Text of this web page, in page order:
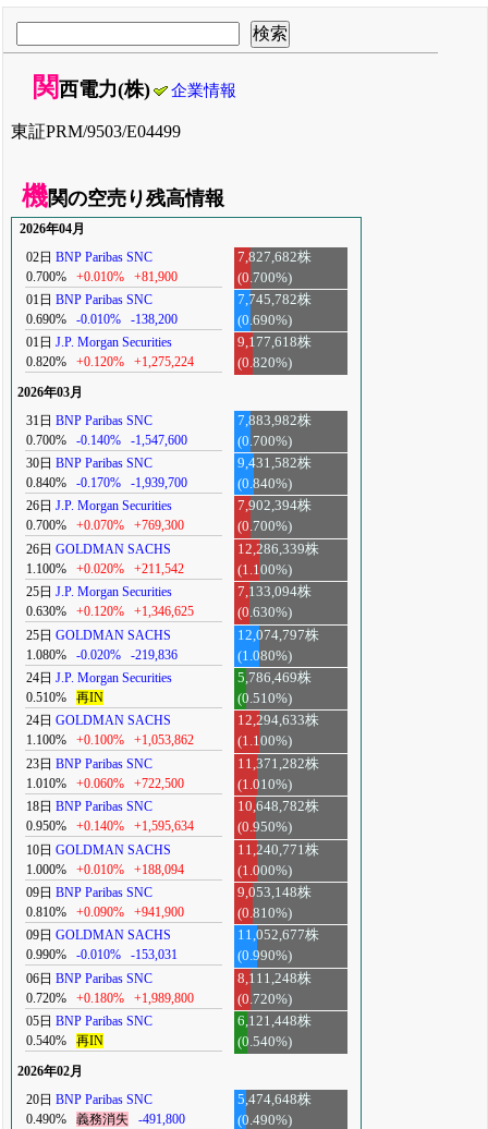
関西電力(株) 企業情報
東証PRM/9503/E04499
機関の空売り残高情報
2026年04月
02日 BNP Paribas SNC
0.700%
+0.010% +81,900
7,827,682株
(0.700%)
01日 BNP Paribas SNC
0.690%
-0.010% -138,200
7,745,782株
(0.690%)
01日 J.P. Morgan Securities
0.820%
+0.120% +1,275,224
9,177,618株
(0.820%)
2026年03月
31日 BNP Paribas SNC
0.700%
-0.140% -1,547,600
7,883,982株
(0.700%)
30日 BNP Paribas SNC
0.840%
-0.170% -1,939,700
9,431,582株
(0.840%)
26日 J.P. Morgan Securities
0.700%
+0.070% +769,300
7,902,394株
(0.700%)
26日 GOLDMAN SACHS
1.100%
+0.020% +211,542
12,286,339株
(1.100%)
25日 J.P. Morgan Securities
0.630%
+0.120% +1,346,625
7,133,094株
(0.630%)
25日 GOLDMAN SACHS
1.080%
-0.020% -219,836
12,074,797株
(1.080%)
24日 J.P. Morgan Securities
0.510%
再IN
5,786,469株
(0.510%)
24日 GOLDMAN SACHS
1.100%
+0.100% +1,053,862
12,294,633株
(1.100%)
23日 BNP Paribas SNC
1.010%
+0.060% +722,500
11,371,282株
(1.010%)
18日 BNP Paribas SNC
0.950%
+0.140% +1,595,634
10,648,782株
(0.950%)
10日 GOLDMAN SACHS
1.000%
+0.010% +188,094
11,240,771株
(1.000%)
09日 BNP Paribas SNC
0.810%
+0.090% +941,900
9,053,148株
(0.810%)
09日 GOLDMAN SACHS
0.990%
-0.010% -153,031
11,052,677株
(0.990%)
06日 BNP Paribas SNC
0.720%
+0.180% +1,989,800
8,111,248株
(0.720%)
05日 BNP Paribas SNC
0.540%
再IN
6,121,448株
(0.540%)
2026年02月
20日 BNP Paribas SNC
0.490%
義務消失 -491,800
5,474,648株
(0.490%)